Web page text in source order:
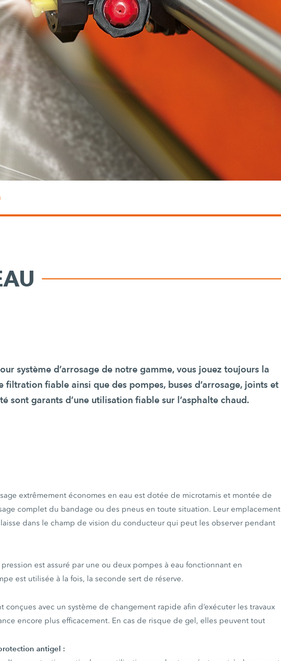
système d’arrosage de notre gamme, vous jouez toujours la
filtration fiable ainsi que des pompes, buses d’arrosage, joints et
sont garants d’une utilisation fiable sur l’asphalte chaud.
extrêmement économes en eau est dotée de microtamis et montée de
complet du bandage ou des pneus en toute situation. Leur emplacement
dans le champ de vision du conducteur qui peut les observer pendant
pression est assuré par une ou deux pompes à eau fonctionnant en
est utilisée à la fois, la seconde sert de réserve.
conçues avec un système de changement rapide afin d’exécuter les travaux
encore plus efficacement. En cas de risque de gel, elles peuvent tout
antigel :